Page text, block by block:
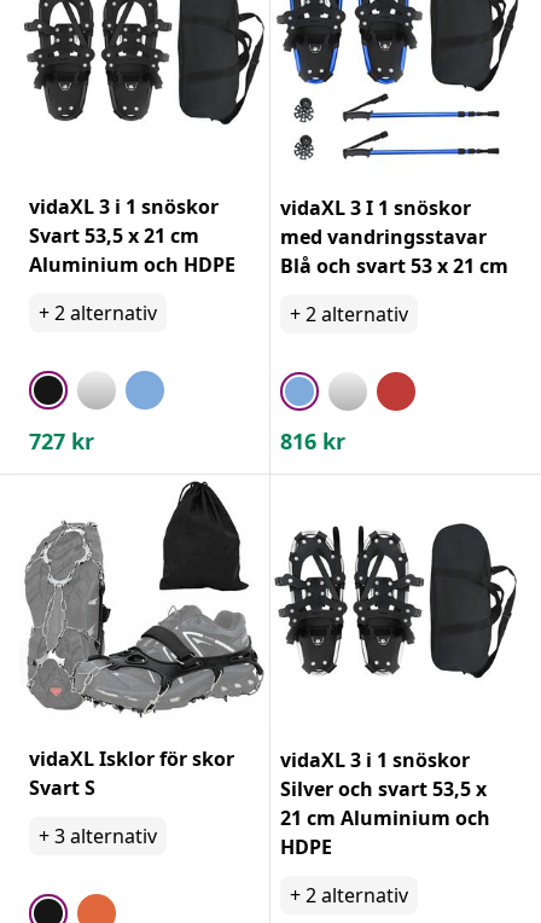
vidaXL 3 i 1 snöskor
Svart 53,5 x 21 cm
Aluminium och HDPE
+2alternativ
727 kr
vidaXL 3 I 1 snöskor
med vandringsstavar
Blå och svart 53 x 21 cm
+2alternativ
816 kr
vidaXL Isklor för skor
Svart S
+3alternativ
vidaXL 3 i 1 snöskor
Silver och svart 53,5 x
21 cm Aluminium och
HDPE
+2alternativ